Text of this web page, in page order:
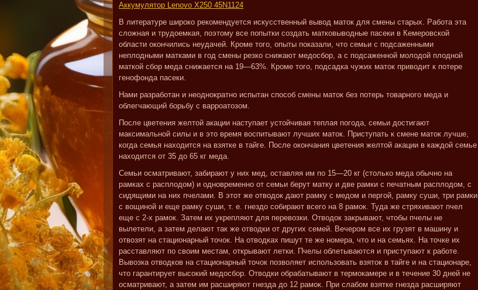
Аккумулятор Lenovo X250 45N1124
В литературе широко рекомендуется искусственный вывод маток для смены старых. Работа эта
сложная и трудоемкая, поэтому все попытки создать матковыводные пасеки в Кемеровской
области окончились неудачей. Кроме того, опыты показали, что семьи с подсаженными
неплодными матками в год смены резко снижают медосбор, а с подсаженной молодой плодной
маткой сбор меда снижается на 19—63%. Кроме того, подсадка чужих маток приводит к потере
генофонда пасеки.
Нами разработан и неоднократно испытан способ смены маток без потерь товарного меда и
облегчающий борьбу с варроатозом.
После цветения желтой акации наступает устойчивая теплая погода, семьи достигают
максимальной силы и в это время воспитывают лучших маток. Приступать к смене маток лучше,
когда семья находится на взятке в тайге. После окончания цветения желтой акации в каждой семье
находится от 35 до 65 кг меда.
Семьи осматривают, забирают у них мед, оставляя им по 15—20 кг (столько меда обычно на
рамках с расплодом) и одновременно от семьи берут матку и две рамки с печатным расплодом, с
сидящими на них пчелами. В этот же отводок дают рамку с медом и пергой, рамку суши, три рамки
с вощиной и еще рамку суши, т. е. гнездо собирают всего на 8 рамок. Туда же стряхивают пчел
еще с 2-х рамок. Затем их укрепляют для перевозки. Отводок закрывают, чтобы пчелы не
вылетели, а затем делают так же отводки от других семей. Вечером все их грузят в машину и
отвозят на стационарный точок. На отводках пишут те же номера, что и на семьях. На точке их
расставляют по своим местам, открывают летки. Пчелы облетываются и приступают к работе.
Вывозка отводков на стационарный точок позволяет использовать взяток в тайге и на стационаре,
что гарантирует высокий медосбор. Отводки обрабатывают в термокамере и в течение 30 дней не
осматривают, а затем им расширяют гнезда до 12 рамок. При слабом взятке гнезда расширяют